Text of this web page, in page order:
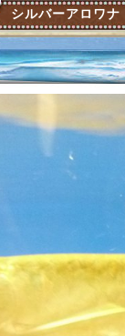
シルバーアロワナ